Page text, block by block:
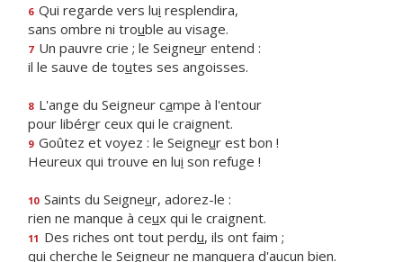
6 Qui regarde vers lui resplendira,
sans ombre ni trouble au visage.
7 Un pauvre crie ; le Seigneur entend :
il le sauve de toutes ses angoisses.
8 L'ange du Seigneur campe à l'entour
pour libérer ceux qui le craignent.
9 Goûtez et voyez : le Seigneur est bon !
Heureux qui trouve en lui son refuge !
10 Saints du Seigneur, adorez-le :
rien ne manque à ceux qui le craignent.
11 Des riches ont tout perdu, ils ont faim ;
qui cherche le Seigneur ne manquera d'aucun bien.